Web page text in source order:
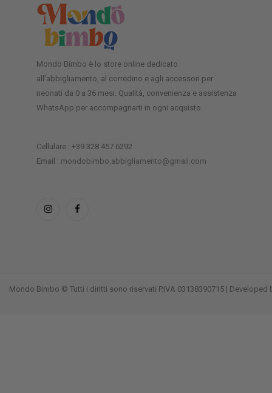
Mondo Bimbo è lo store online dedicato
all’abbigliamento, al corredino e agli accessori per
neonati da 0 a 36 mesi. Qualità, convenienza e assistenza
WhatsApp per accompagnarti in ogni acquisto.
Cellulare : +39 328 457 6292
Email : mondobimbo.abbigliamento@gmail.com
Mondo Bimbo © Tutti i diritti sono riservati P.IVA 03138390715 | Developed